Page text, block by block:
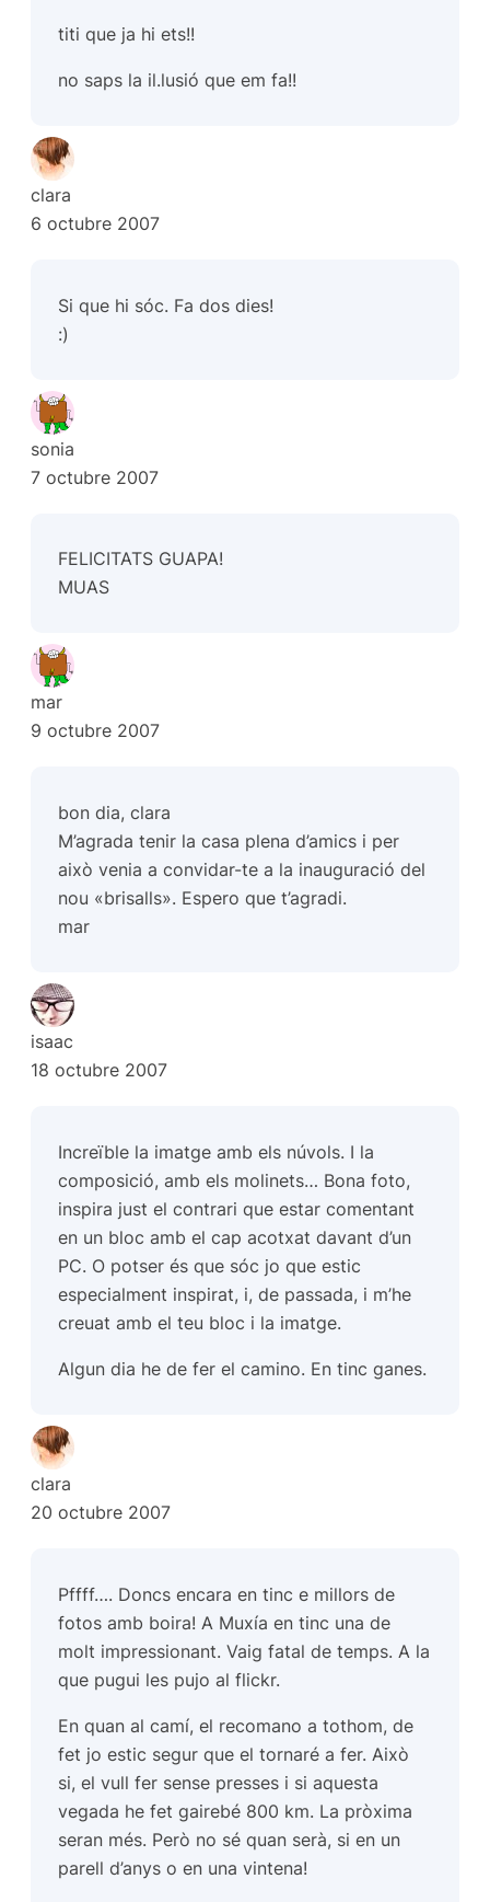
titi que ja hi ets!!
no saps la il.lusió que em fa!!
clara
6 octubre 2007
Si que hi sóc. Fa dos dies!
:)
sonia
7 octubre 2007
FELICITATS GUAPA!
MUAS
mar
9 octubre 2007
bon dia, clara
M’agrada tenir la casa plena d’amics i per
això venia a convidar-te a la inauguració del
nou «brisalls». Espero que t’agradi.
mar
isaac
18 octubre 2007
Increïble la imatge amb els núvols. I la
composició, amb els molinets… Bona foto,
inspira just el contrari que estar comentant
en un bloc amb el cap acotxat davant d’un
PC. O potser és que sóc jo que estic
especialment inspirat, i, de passada, i m’he
creuat amb el teu bloc i la imatge.
Algun dia he de fer el camino. En tinc ganes.
clara
20 octubre 2007
Pffff…. Doncs encara en tinc e millors de
fotos amb boira! A Muxía en tinc una de
molt impressionant. Vaig fatal de temps. A la
que pugui les pujo al flickr.
En quan al camí, el recomano a tothom, de
fet jo estic segur que el tornaré a fer. Això
si, el vull fer sense presses i si aquesta
vegada he fet gairebé 800 km. La pròxima
seran més. Però no sé quan serà, si en un
parell d’anys o en una vintena!